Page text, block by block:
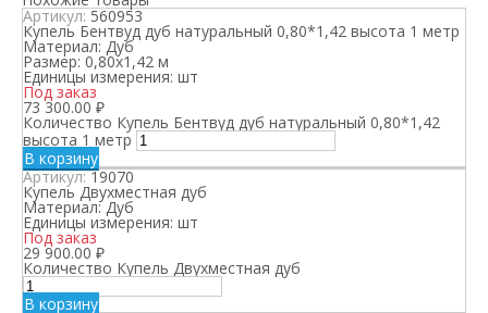
Артикул:560953
Купель Бентвуд дуб натуральный 0,80*1,42 высота 1 метр
Материал: Дуб
Размер: 0,80х1,42 м
Единицы измерения: шт
Под заказ
73 300.00 ₽
Количество Купель Бентвуд дуб натуральный 0,80*1,42
высота 1 метр
В корзину
Артикул:19070
Купель Двухместная дуб
Материал:Дуб
Единицы измерения: шт
Под заказ
29 900.00 ₽
Количество Купель Двухместная дуб
В корзину